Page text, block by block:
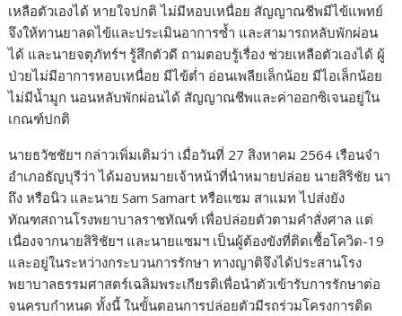
เหลือตัวเองได้ หายใจปกติ ไม่มีหอบเหนื่อย สัญญาณชีพมีไข้แพทย์
จึงให้ทานยาลดไข้และประเมินอาการซ้ำ และสามารถหลับพักผ่อน
ได้ และนายจตุภัทร์ฯ รู้สึกตัวดี ถามตอบรู้เรื่อง ช่วยเหลือตัวเองได้ ผู้
ป่วยไม่มีอาการหอบเหนื่อย มีไข้ต่ำ อ่อนเพลียเล็กน้อย มีไอเล็กน้อย
ไม่มีน้ำมูก นอนหลับพักผ่อนได้ สัญญาณชีพและค่าออกซิเจนอยู่ใน
เกณฑ์ปกติ
นายธวัชชัยฯ กล่าวเพิ่มเติมว่า เมื่อวันที่ 27 สิงหาคม 2564 เรือนจำ
อำเภอธัญบุรีว่า ได้มอบหมายเจ้าหน้าที่นำหมายปล่อย นายสิริชัย นา
ถึง หรือนิว และนาย Sam Samart หรือแซม สาแมท ไปส่งยัง
ทัณฑสถานโรงพยาบาลราชทัณฑ์ เพื่อปล่อยตัวตามคำสั่งศาล แต่
เนื่องจากนายสิริชัยฯ และนายแซมฯ เป็นผู้ต้องขังที่ติดเชื้อโควิด-19
และอยู่ในระหว่างกระบวนการรักษา ทางญาติจึงได้ประสานโรง
พยาบาลธรรมศาสตร์เฉลิมพระเกียรติเพื่อนำตัวเข้ารับการรักษาต่อ
จนครบกำหนด ทั้งนี้ ในขั้นตอนการปล่อยตัวมีรถร่วมโครงการติด